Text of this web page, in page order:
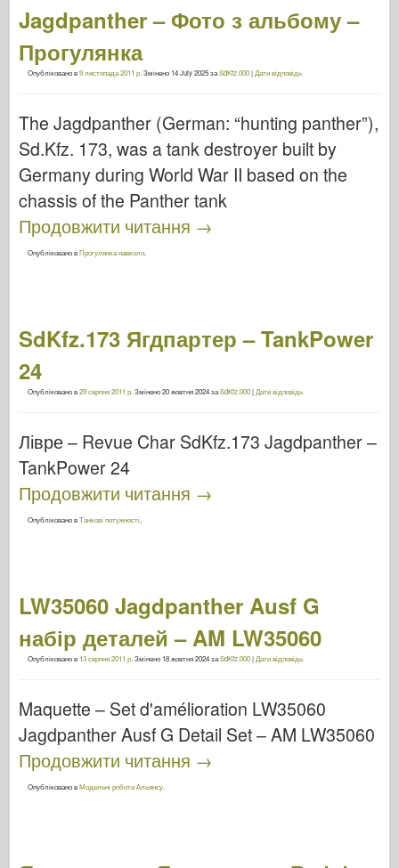
Jagdpanther – Фото з альбому –
Прогулянка
Опубліковано в9 листопада 2011 р. Змінено 14 July 2025заSdKfz.000| Дати відповідь
The Jagdpanther (German: “hunting panther”),
Sd.Kfz. 173, was a tank destroyer built by
Germany during World War II based on the
chassis of the Panther tank
Продовжити читання →
Опубліковано вПрогулянка навколо
SdKfz.173 Ягдпартер – TankPower
24
Опубліковано в29 серпня 2011 р. Змінено20 жовтня 2024заSdKfz.000| Дати відповідь
Лівре – Revue Char SdKfz.173 Jagdpanther –
TankPower 24
Продовжити читання →
Опубліковано вТанкові потужності
LW35060 Jagdpanther Ausf G
набір деталей – AM LW35060
Опубліковано в 13 серпня 2011 р. Змінено 18 жовтня 2024заSdKfz.000| Дати відповідь
Maquette – Set d'amélioration LW35060
Jagdpanther Ausf G Detail Set – AM LW35060
Продовжити читання →
Опубліковано вМодельні роботи Альянсу